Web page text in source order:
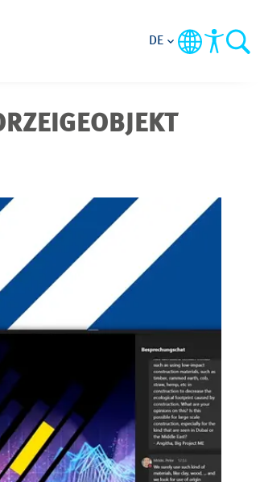
DE